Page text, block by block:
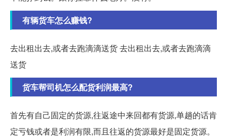
有辆货车怎么赚钱?
去出租出去,或者去跑滴滴送货 去出租出去,或者去跑滴滴
送货
货车帮司机怎么配货利润最高?
首先有自己固定的货源,往返途中来回都有货源,单趟的话肯
定亏钱或者是利润有限,而且往返的货源最好是固定货源。